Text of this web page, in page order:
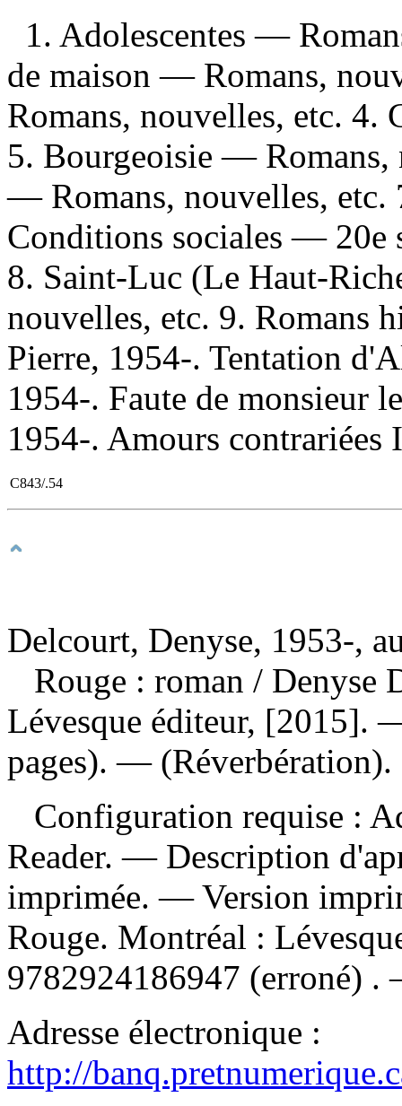
1. Adolescentes —
de maison — Romans,
Romans, nouvelles, etc.
5. Bourgeoisie — Romans,
— Romans, nouvelles,
Conditions sociales — 20e
8. Saint-Luc (Le Haut-
nouvelles, etc. 9. Romans
Pierre, 1954-. Tentation
1954-. Faute de monsieur
1954-. Amours contrariées
C843/.54
Delcourt, Denyse, 1953-,
Rouge : roman / Denyse
Lévesque éditeur, [2015].
pages). — (Réverbération).
Configuration requise :
Reader. — Description
imprimée. —Version
Rouge. Montréal :
9782924186947 (erroné)
Adresse électronique :
http://